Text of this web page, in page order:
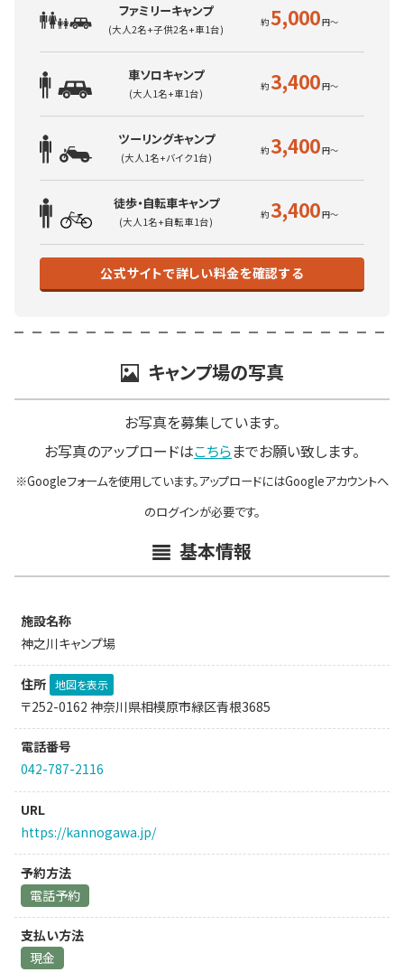
ファミリーキャンプ
(大人2名+子供2名+車1台) 5,000
車ソロキャンプ
(大人1名+車1台) 3,400
ツーリングキャンプ
(大人1名+バイク1台) 3,400
徒歩・自転車キャンプ
(大人1名+自転車1台) 3,400
公式サイトで詳しい料金を確認する
キャンプ場の写真
お写真を募集しています。
お写真のアップロードはこちらまでお願い致します。
※Googleフォームを使用しています。アップロードにはGoogleアカウントへ
のログインが必要です。
基本情報
施設名称
神之川キャンプ場
住所 地図を表示
〒252-0162 神奈川県相模原市緑区青根3685
電話番号
042-787-2116
URL
https://kannogawa.jp/
予約方法
電話予約
支払い方法
現金